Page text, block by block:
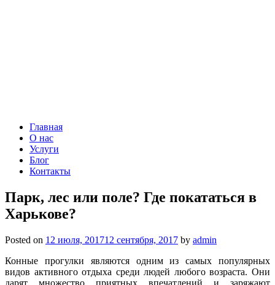
Главная
О нас
Услуги
Блог
Контакты
Парк, лес или поле? Где покататься в
Харькове?
Posted on 12 июля, 201712 сентября, 2017 by admin
Конные прогулки являются одним из самых популярных
видов активного отдыха среди людей любого возраста. Они
дарят множество приятных впечатлений и заряжают